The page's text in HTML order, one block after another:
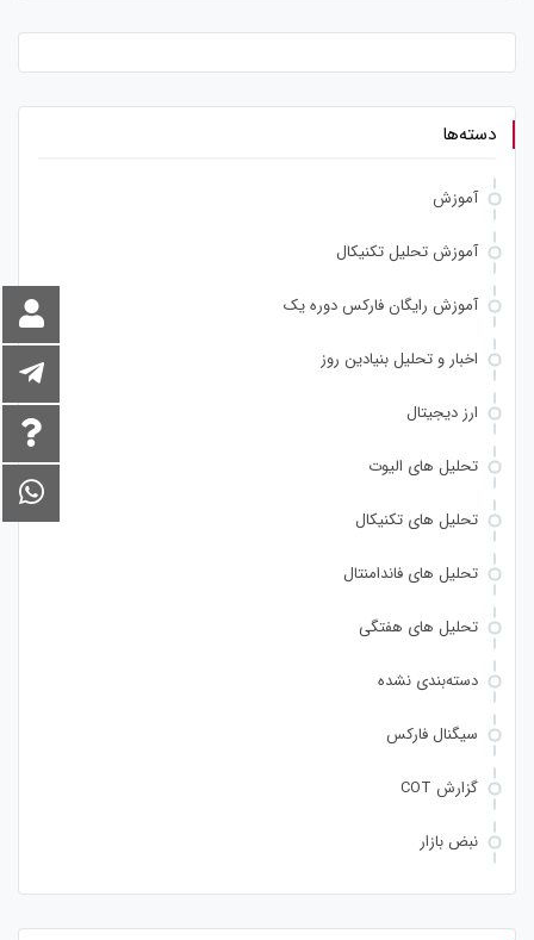
دسته‌ها
آموزش
آموزش تحلیل تکنیکال
آموزش رایگان فارکس دوره یک
اخبار و تحلیل بنیادین روز
ارز دیجیتال
تحلیل های الیوت
تحلیل های تکنیکال
تحلیل های فاندامنتال
تحلیل های هفتگی
دسته‌بندی نشده
سیگنال فارکس
گزارش COT
نبض بازار